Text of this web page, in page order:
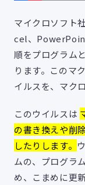
マイクロソフト
cel、
順をプログラム
ります。このマ
イルスを、マク
このウイルスは
の書き換えや削
したりします。
ムの、プログラ
め、こまめに更